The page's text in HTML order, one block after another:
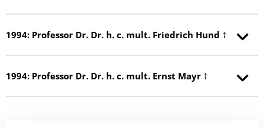
1994: Professor Dr. Dr. h. c. mult. Friedrich Hund †
1994: Professor Dr. Dr. h. c. mult. Ernst Mayr †